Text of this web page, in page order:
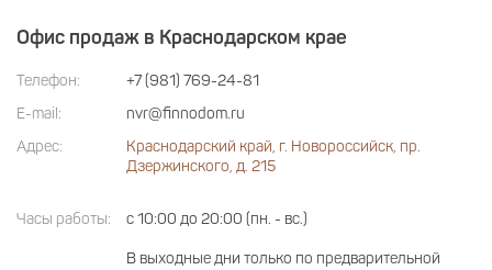
Офис продаж в Краснодарском крае
Телефон:
+7 (981) 769-24-81
E-mail:
nvr@finnodom.ru
Адрес:
Краснодарский край, г. Новороссийск, пр.
Дзержинского, д. 215
Часы работы: с 10:00 до 20:00 (пн. - вс.)
В выходные дни только по предварительной